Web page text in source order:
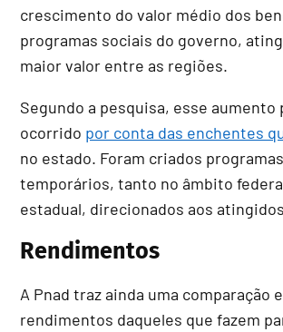
crescimento do valor médio dos
programas sociais do governo,
maior valor entre as regiões.
Segundo a pesquisa, esse aumento
ocorrido por conta das enchentes
no estado. Foram criados
temporários, tanto no âmbito
estadual, direcionados aos
Rendimentos
A Pnad traz ainda uma comparação
rendimentos daqueles que fazem